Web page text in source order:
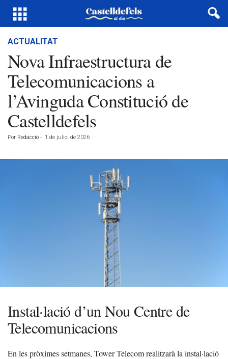
ACTUALITAT
Nova Infraestructura de
Telecomunicacions a
l’Avinguda Constitució de
Castelldefels
Por Redacció - 1 de juliol de 2026
Instal·lació d’un Nou Centre de
Telecomunicacions
En les pròximes setmanes, Tower Telecom realitzarà la instal·lació